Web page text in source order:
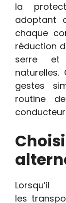
la
adoptant
chaque
réduction
serre et
gestes
routine
les